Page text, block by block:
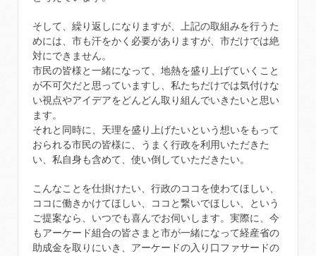
そして、繰り返しになりますが、上記の取組みを行うた
めには、市も汗をかく必要がありますが、市だけでは絶
対にできません。
市民の皆様と一緒になって、地熱を盛り上げていくこと
が不可欠だと思っていますし、私たちだけでは気付けな
い視点やアイデアをどんどん取り組んでいきたいと思い
ます。
それと同時に、天理を盛り上げたいという想いをもって
おられる市民の皆様に、うまく行政を利用いただきた
い、私自身も含めて、使い倒していただきたい。
こんなことを仕掛けたい、行政のココを使わてほしい、
ココに働きかけてほしい、ココと繋いでほしい、という
ご提案なら、いつでも喜んでお伺いします。実際に、今
もアーケード組合の皆さまと市が一緒になって経産省の
助成金を取りにいき、アーケードの入り口ファサードの